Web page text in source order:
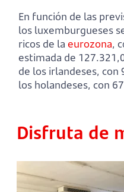
En función de las
los luxemburgueses
ricos de la eurozona,
estimada de
de los irlandeses, con
los holandeses, con
Disfruta de